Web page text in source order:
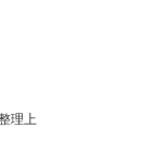
理上